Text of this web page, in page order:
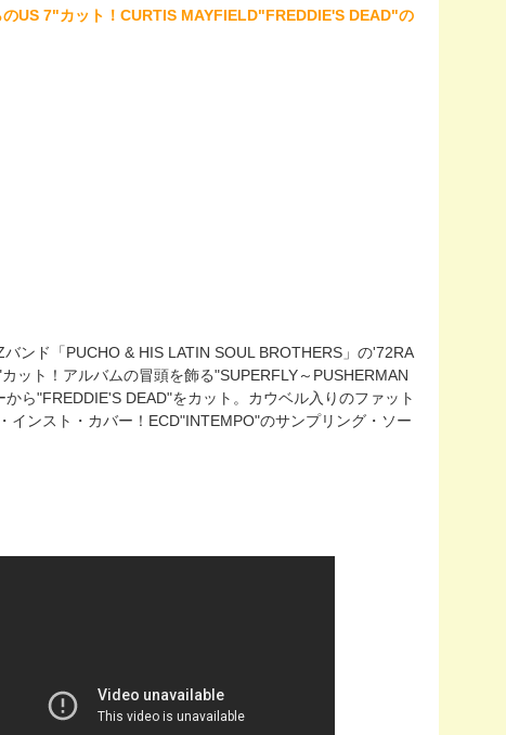
US 7"カット！CURTIS MAYFIELD"FREDDIE'S DEAD"の
ンド「PUCHO & HIS LATIN SOUL BROTHERS」の'72RA
ット！アルバムの冒頭を飾る"SUPERFLY～PUSHERMAN
ら"FREDDIE'S DEAD"をカット。カウベル入りのファット
ンスト・カバー！ECD"INTEMPO"のサンプリング・ソー